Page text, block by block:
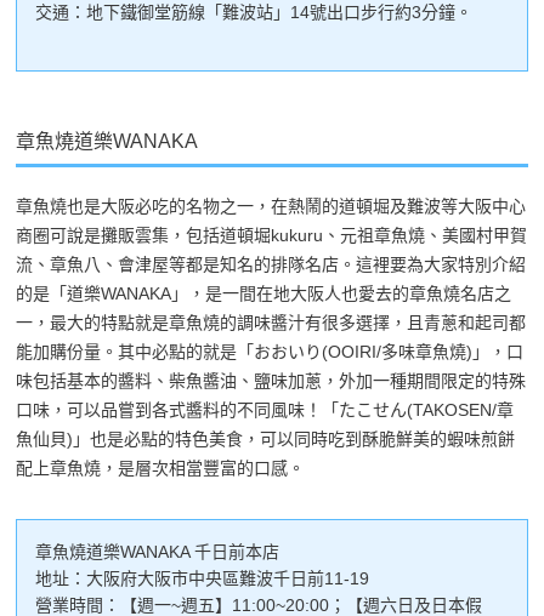
交通：地下鐵御堂筋線「難波站」14號出口步行約3分鐘。
章魚燒道樂WANAKA
章魚燒也是大阪必吃的名物之一，在熱鬧的道頓堀及難波等大阪中心
商圈可說是攤販雲集，包括道頓堀kukuru、元祖章魚燒、美國村甲賀
流、章魚八、會津屋等都是知名的排隊名店。這裡要為大家特別介紹
的是「道樂WANAKA」，是一間在地大阪人也愛去的章魚燒名店之
一，最大的特點就是章魚燒的調味醬汁有很多選擇，且青蔥和起司都
能加購份量。其中必點的就是「おおいり(OOIRI/多味章魚燒)」，口
味包括基本的醬料、柴魚醬油、鹽味加蔥，外加一種期間限定的特殊
口味，可以品嘗到各式醬料的不同風味！「たこせん(TAKOSEN/章
魚仙貝)」也是必點的特色美食，可以同時吃到酥脆鮮美的蝦味煎餅
配上章魚燒，是層次相當豐富的口感。
章魚燒道樂WANAKA 千日前本店
地址：大阪府大阪市中央區難波千日前11-19
營業時間：【週一~週五】11:00~20:00；【週六日及日本假